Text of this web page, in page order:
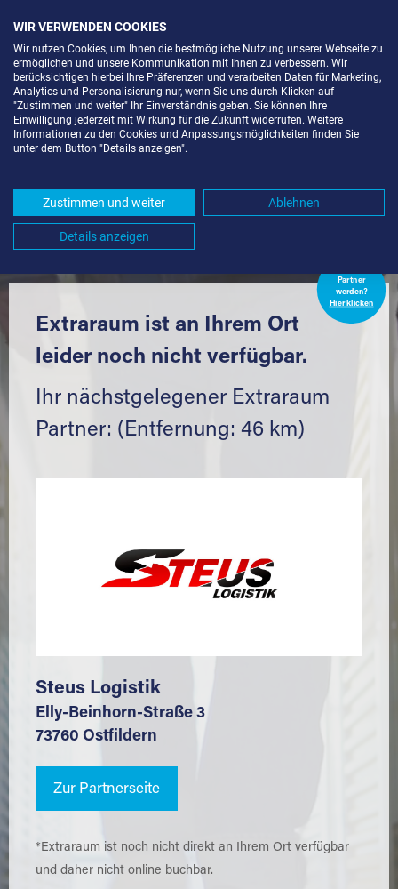
LAGERRAUM MIETEN IN
UMGEBUNG *
Komfortabel einlagern mit Extraraum
Partner
werden?
Hier klicken
Extraraum ist an Ihrem Ort
leider noch nicht verfügbar.
Ihr nächstgelegener Extraraum
Partner: (Entfernung: 46 km)
Steus Logistik
Elly-Beinhorn-Straße 3
73760 Ostfildern
Zur Partnerseite
*Extraraum ist noch nicht direkt an Ihrem Ort verfügbar
und daher nicht online buchbar.
WIR VERWENDEN COOKIES
Wir nutzen Cookies, um Ihnen die bestmögliche Nutzung unserer Webseite zu
ermöglichen und unsere Kommunikation mit Ihnen zu verbessern. Wir
berücksichtigen hierbei Ihre Präferenzen und verarbeiten Daten für Marketing,
Analytics und Personalisierung nur, wenn Sie uns durch Klicken auf
"Zustimmen und weiter" Ihr Einverständnis geben. Sie können Ihre
Einwilligung jederzeit mit Wirkung für die Zukunft widerrufen. Weitere
Informationen zu den Cookies und Anpassungsmöglichkeiten finden Sie
unter dem Button "Details anzeigen".
Zustimmen und weiter Ablehnen
Details anzeigen